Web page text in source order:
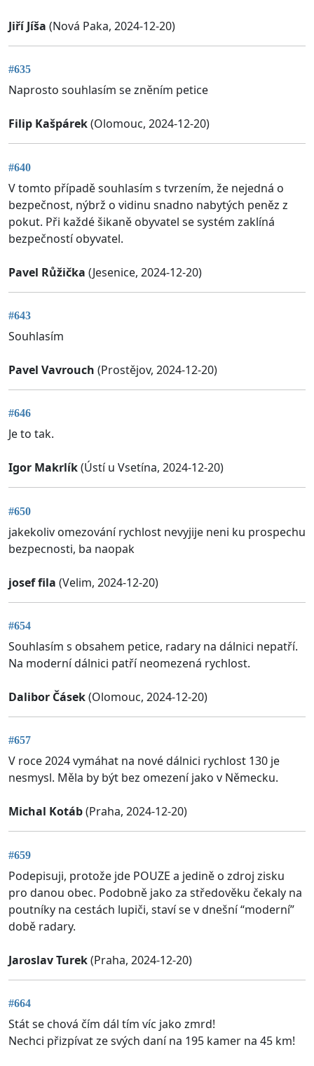
Jiří Jíša (Nová Paka, 2024-12-20)
#635
Naprosto souhlasím se zněním petice
Filip Kašpárek(Olomouc, 2024-12-20)
#640
V tomto případě souhlasím s tvrzením, že nejedná o
bezpečnost, nýbrž o vidinu snadno nabytých peněz z
pokut. Při každé šikaně obyvatel se systém zaklíná
bezpečností obyvatel.
Pavel Růžička (Jesenice, 2024-12-20)
#643
Souhlasím
Pavel Vavrouch (Prostějov, 2024-12-20)
#646
Je to tak.
Igor Makrlík(Ústí u Vsetína, 2024-12-20)
#650
jakekoliv omezování rychlost nevyjije neni ku prospechu
bezpecnosti, ba naopak
josef fila (Velim, 2024-12-20)
#654
Souhlasím s obsahem petice, radary na dálnici nepatří.
Na moderní dálnici patří neomezená rychlost.
Dalibor Čásek(Olomouc, 2024-12-20)
#657
V roce 2024 vymáhat na nové dálnici rychlost 130 je
nesmysl. Měla by být bez omezení jako v Německu.
Michal Kotáb(Praha, 2024-12-20)
#659
Podepisuji, protože jde POUZE a jedině o zdroj zisku
pro danou obec. Podobně jako za středověku čekaly na
poutníky na cestách lupiči, staví se v dnešní “moderní”
době radary.
Jaroslav Turek(Praha, 2024-12-20)
#664
Stát se chová čím dál tím víc jako zmrd!
Nechci přizpívat ze svých daní na 195 kamer na 45 km!